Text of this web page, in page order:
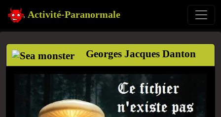
Activité-Paranormale
Georges Jacques Danton